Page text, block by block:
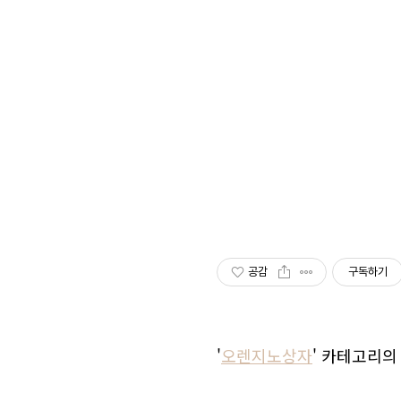
공감 구독하기
'오렌지노상자' 카테고리